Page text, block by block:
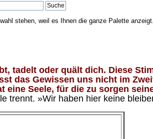
stehen, weil es Ihnen die ganze Palette anzeigt.
tadelt oder quält dich. Diese
das Gewissen uns nicht im
eine Seele, für die zu sorgen
trennt. »Wir haben hier keine